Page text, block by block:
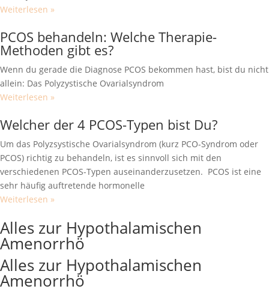
Weiterlesen »
PCOS behandeln: Welche Therapie-
Methoden gibt es?
Wenn du gerade die Diagnose PCOS bekommen hast, bist du nicht
allein: Das Polyzystische Ovarialsyndrom
Weiterlesen »
Welcher der 4 PCOS-Typen bist Du?
Um das Polyzsystische Ovarialsyndrom (kurz PCO-Syndrom oder
PCOS) richtig zu behandeln, ist es sinnvoll sich mit den
verschiedenen PCOS-Typen auseinanderzusetzen. PCOS ist eine
sehr häufig auftretende hormonelle
Weiterlesen »
Alles zur Hypothalamischen
Amenorrhö
Alles zur Hypothalamischen
Amenorrhö